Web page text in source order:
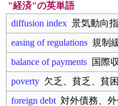
"経済"の英単語
diffusion index 景気動向
easing of regulations 規制
balance of payments 国際
poverty 欠乏、貧乏、貧
foreign debt 対外債務、